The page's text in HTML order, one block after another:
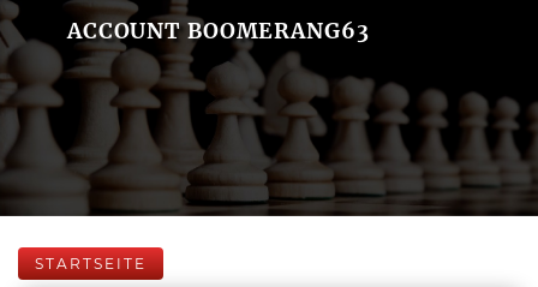
ACCOUNT BOOMERANG63
STARTSEITE